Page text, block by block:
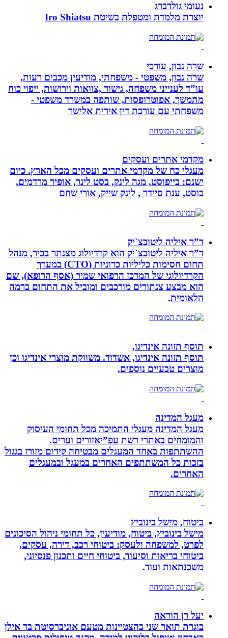
נעומי גולדברג
יוצרת מלמדת ומטפלת בשיטת Iro Shiatsu
שרה נבון, עורכי
שרה נבון, משפטי - משפחתי, מודיעין מכבים רעות,
עו”ד לענייני משפחה, גישור ,צוואות וירושות, ייפוי כוח
מתמשך, אפוטרופסות, שותפה במשרד משפטי -
משפחתי עם עורכת דין אירית אלישר
מקדמי אתרים ועסקים
מעגלי כח של מקדמי אתרים ועסקים מכל הארץ. כיום
ישנם: בייפוסט, מגה לינק, בסט לינר, אופיר מרדמים,
בוסט, ענת סיידר , לינק שייק, אורי שחם
ד”ר איליה ליטובצ`יק
ד”ר איליה ליטובצ`יק הוא קרדיולוג מצנתר בכיר, מנהל
תחום חסימות כליליות כרוניות (CTO) במערך
הקרדיולוגי של המרכז הרפואי שמיר (אסף הרופא), שם
הוא מבצע צנתורים מורכבים ומוביל את התחום ברמה
הלאומית.
תוסף תזונה אינדיגו,
תוסף תזונה אינדיגו, אשדוד. משווקת מוצרי אינדיגו וכן
מוצרים טבעיים נוספים.
מעגל המדינה
מעגל המדינה מעגלי התמיכה מכל תחומי העיסוק
והמומחים באתרי רשת עפ”יאזורים וערים.
ההשתתפות באחד המעגלים מבטיחה קידום מזורז בגגול
בזכות כל המשתתפים האחרים במעגל ובמעגלים
האחרים.
ביטוח, מישל בינוביץ
מישל בינוביץ, ביטוח, מודיעין, כל תחומי ניהול הסיכונים
לפרט, למשפחה ולעסק: ביטוחי רכב, דירה, עסקים,
ביטוחי בריאות וסיעוד, ביטוחי חיים ותכנון פנסיוני,
משכנתאות ועוד.
יעל רן הוראה
בוגרת תואר שני בהצטיינות מטעם אוניברסיטת בר אילן